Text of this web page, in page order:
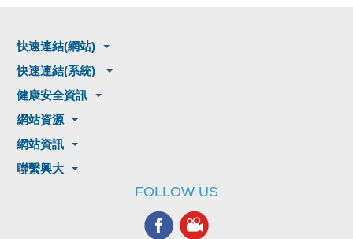
快速連結(網站)
快速連結(系統)
健康安全資訊
網站資源
網站資訊
聯繫興大
FOLLOW US